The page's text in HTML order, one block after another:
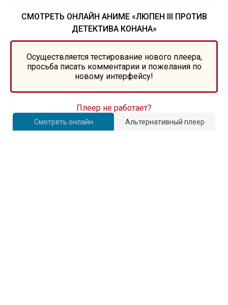
СМОТРЕТЬ ОНЛАЙН АНИМЕ «ЛЮПЕН III ПРОТИВ
ДЕТЕКТИВА КОНАНА»
Осуществляется тестирование нового плеера,
просьба писать комментарии и пожелания по
новому интерфейсу!
Смотреть онлайн Альтернативный плеер
Плеер не работает?